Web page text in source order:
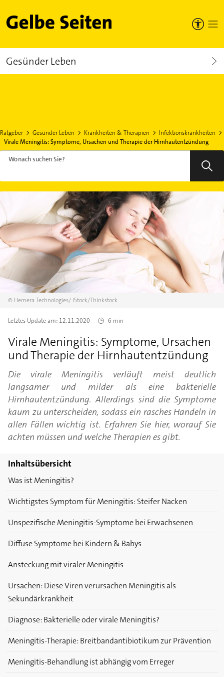
Gelbe Seiten
Gesünder Leben
Ratgeber Gesünder Leben Krankheiten & Therapien
Infektionskrankheiten
Virale Meningitis: Symptome, Ursachen und Therapie der Hirnhautentzündung
Wonach suchen Sie?
© Hemera Technologies/ iStock/Thinkstock
Letztes Update am: 12.11.2020 6 min
Virale Meningitis: Symptome, Ursachen
und Therapie der Hirnhautentzündung
Die virale Meningitis verläuft meist deutlich
langsamer und milder als eine bakterielle
Hirnhautentzündung. Allerdings sind die Symptome
kaum zu unterscheiden, sodass ein rasches Handeln in
allen Fällen wichtig ist. Erfahren Sie hier, worauf Sie
achten müssen und welche Therapien es gibt.
Inhaltsübersicht
Was ist Meningitis?
Wichtigstes Symptom für Meningitis: Steifer Nacken
Unspezifische Meningitis-Symptome bei Erwachsenen
Diffuse Symptome bei Kindern & Babys
Ansteckung mit viraler Meningitis
Ursachen: Diese Viren verursachen Meningitis als
Sekundärkrankheit
Diagnose: Bakterielle oder virale Meningitis?
Meningitis-Therapie: Breitbandantibiotikum zur Prävention
Meningitis-Behandlung ist abhängig vom Erreger